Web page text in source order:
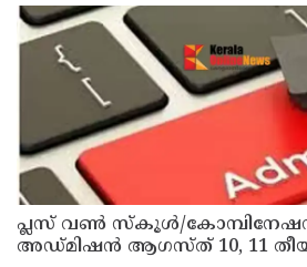
പ്ലസ് വൺ സ്‌കൂൾ/
അഡ്മിഷൻ ആഗസ്ത് 10, 11